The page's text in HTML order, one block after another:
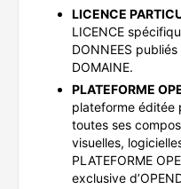
LICENCE
LICENCE
DONNEES
DOMAINE.
PLATEFORME
plateforme éditée
toutes ses
visuelles,
PLATEFORME
exclusive